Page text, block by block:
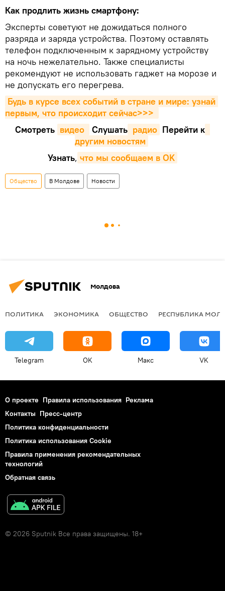
Как продлить жизнь смартфону:
Эксперты советуют не дожидаться полного
разряда и заряда устройства. Поэтому оставлять
телефон подключенным к зарядному устройству
на ночь нежелательно. Также специалисты
рекомендуют не использовать гаджет на морозе и
не допускать его перегрева.
Будь в курсе всех событий в стране и мире: узнай
первым, что происходит сейчаc>>>
Смотреть видео Cлушать радио Перейти к
другим новостям
Узнать, что мы сообщаем в OK
Общество В Молдове Новости
Молдова
ПОЛИТИКА ЭКОНОМИКА ОБЩЕСТВО РЕСПУБЛИКА
Telegram OK Макс VK
О проекте Правила использования Реклама
Контакты Пресс-центр
Политика конфиденциальности
Политика использования Cookie
Правила применения рекомендательных
технологий
Обратная связь
© 2026 Sputnik Все права защищены. 18+